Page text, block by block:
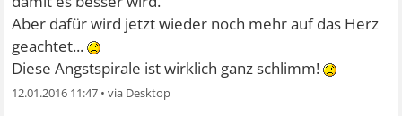
Aber dafür wird jetzt wieder noch mehr auf das Herz
geachtet...
Diese Angstspirale ist wirklich ganz schlimm!
12.01.2016 11:47 •